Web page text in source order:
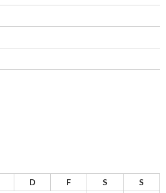
D F S
S